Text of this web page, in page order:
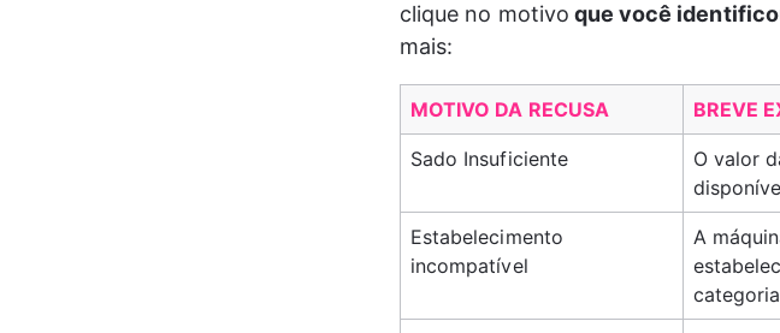
clique no motivo que você
mais:
MOTIVO DA RECUSA BREVE
Sado Insuficiente
O valor
Estabelecimento
incompatível
A